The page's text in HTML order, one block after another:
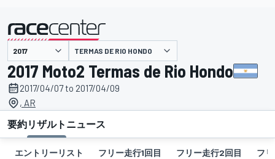
主催 TERMAS DE RIO HONDO
2017 Moto2 Termas de Rio Hondo
2017/04/07 to 2017/04/09
, AR
要約リザルト ニュース
エントリーリスト フリー走行1回目 フリー走行2回目 フ